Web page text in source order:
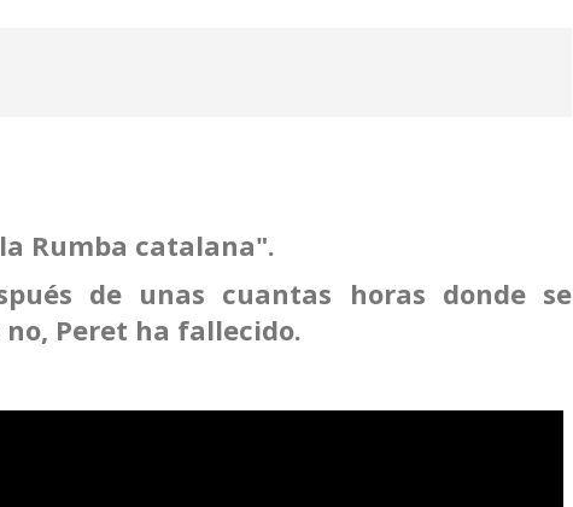
Rumba catalana".
de unas cuantas horas donde se
Peret ha fallecido.